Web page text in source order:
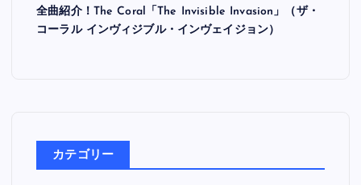
全曲紹介！The Coral「The Invisible Invasion」（ザ・
コーラル インヴィジブル・インヴェイジョン）
カテゴリー